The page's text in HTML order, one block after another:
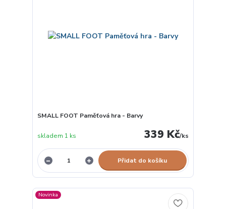
SMALL FOOT Paměťová hra - Barvy
339 Kč/ks
skladem 1 ks
Přidat do košíku
Novinka